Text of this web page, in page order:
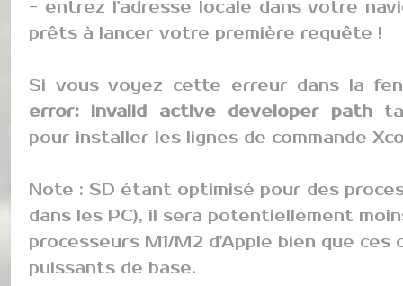
- entrez l'adresse locale dans votre
prêts à lancer votre première requête !
Si vous voyez cette erreur dans la
error: invalid active developer path
pour installer les lignes de commande
Note : SD étant optimisé pour des
dans les PC), il sera potentiellement
processeurs M1/M2 d'Apple bien que
puissants de base.